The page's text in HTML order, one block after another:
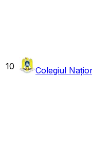
10 Colegiul